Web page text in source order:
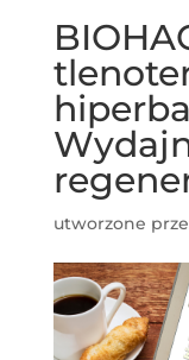
utworzone